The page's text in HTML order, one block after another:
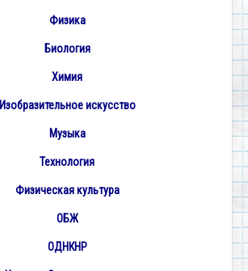
Физика
Биология
Химия
Изобразительное искусство
Музыка
Технология
Физическая культура
ОБЖ
ОДНКНР